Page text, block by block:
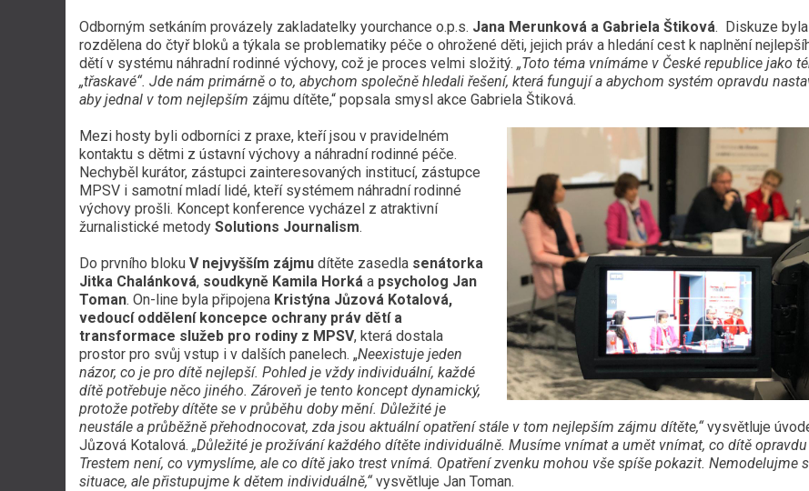
Odborným setkáním provázely zakladatelky yourchance o.p.s. Jana Merunková a Gabriela Štiková. Diskuze byla
rozdělena do čtyř bloků a týkala se problematiky péče o ohrožené děti, jejich práv a hledání cest k naplnění
dětí v systému náhradní rodinné výchovy, což je proces velmi složitý. „Toto téma vnímáme v České republice jako
„třaskavé“. Jde nám primárně o to, abychom společně hledali řešení, která fungují a abychom systém opravdu
aby jednal v tom nejlepším zájmu dítěte,“ popsala smysl akce Gabriela Štiková.
Mezi hosty byli odborníci z praxe, kteří jsou v pravidelném
kontaktu s dětmi z ústavní výchovy a náhradní rodinné péče.
Nechyběl kurátor, zástupci zainteresovaných institucí, zástupce
MPSV i samotní mladí lidé, kteří systémem náhradní rodinné
výchovy prošli. Koncept konference vycházel z atraktivní
žurnalistické metody Solutions Journalism.
Do prvního bloku V nejvyšším zájmu dítěte zasedla senátorka
Jitka Chalánková, soudkyně Kamila Horká a psycholog Jan
Toman. On-line byla připojena Kristýna Jůzová Kotalová,
vedoucí oddělení koncepce ochrany práv dětí a
transformace služeb pro rodiny z MPSV, která dostala
prostor pro svůj vstup i v dalších panelech. „Neexistuje jeden
názor, co je pro dítě nejlepší. Pohled je vždy individuální, každé
dítě potřebuje něco jiného. Zároveň je tento koncept dynamický,
protože potřeby dítěte se v průběhu doby mění. Důležité je
neustále a průběžně přehodnocovat, zda jsou aktuální opatření stále v tom nejlepším zájmu dítěte,“vysvětluje
Jůzová Kotalová. „Důležité je prožívání každého dítěte individuálně. Musíme vnímat a umět vnímat, co dítě
Trestem není, co vymyslíme, ale co dítě jako trest vnímá. Opatření zvenku mohou vše spíše pokazit. Nemodelujme
situace, ale přistupujme k dětem individuálně,“vysvětluje Jan Toman.